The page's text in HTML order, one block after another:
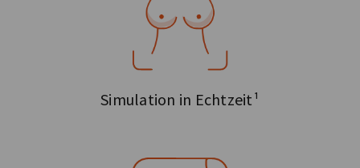
Simulation in Echtzeit¹